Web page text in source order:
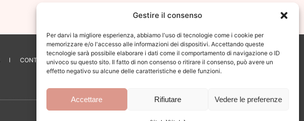
Gestire il consenso
Per darvi la migliore esperienza, abbiamo l'uso di tecnologie come i cookie per
memorizzare e/o l'accesso alle informazioni dei dispositivi. Accettando queste
tecnologie sarà possibile elaborare i dati come il comportamento di navigazione o ID
univoco su questo sito. Il fatto di non consenso o ritirare il consenso, può avere un
effetto negativo su alcune delle caratteristiche e delle funzioni.
Accettare Rifiutare Vedere le preferenze
CONTATTO
3 avenue des Violettes,
94380, Bonneuil-sur-Marne
01 43 77 73 09
Dal lunedì al venerdì : 09: 00 – 18: 00